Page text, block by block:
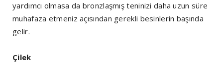
yardımcı olmasa da bronzlaşmış teninizi daha uzun süre
muhafaza etmeniz açısından gerekli besinlerin başında
gelir.
Çilek